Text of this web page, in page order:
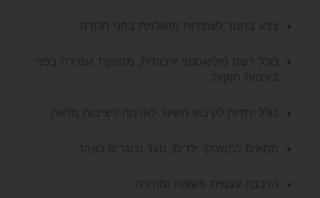
EXPERT
גרמניה
צבע בתנור לעמידות מושלמת בפני חלודה.
כולל רשת פוליאסטר איכותית, מחוזקת ועמידה בפני
בעיטות חזקות.
כולל יתדות לקיבוע השער לאדמה ליציבות מלאה.
מתאים למשחקי ילדים, נוער ובוגרים כאחד.
הרכבה עצמית פשוטה ומהירה.